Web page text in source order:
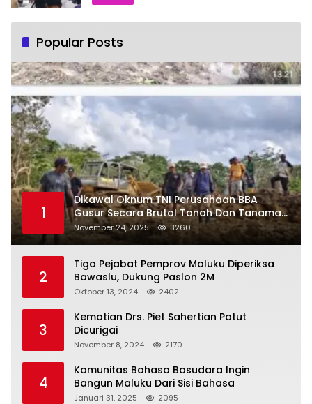
Popular Posts
1
Dikawal Oknum TNI Perusahaan BBA
Gusur Secara Brutal Tanah Dan Tanaman
Warga, Akademisi Unpatti Minta Pangdam
Tertibkan Anggotanya
November 24, 2025 3260
2
Tiga Pejabat Pemprov Maluku Diperiksa
Bawaslu, Dukung Paslon 2M
Oktober 13, 2024 2402
3
Kematian Drs. Piet Sahertian Patut
Dicurigai
November 8, 2024 2170
4
Komunitas Bahasa Basudara Ingin
Bangun Maluku Dari Sisi Bahasa
Januari 31, 2025 2095